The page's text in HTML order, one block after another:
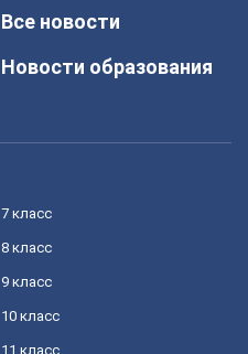
Все новости
Новости образования
7 класс
8 класс
9 класс
10 класс
11 класс